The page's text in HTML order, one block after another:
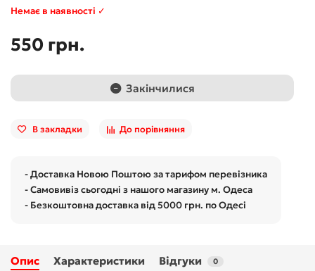
Немає в наявності ✓
550 грн.
Закінчилися
В закладки До порівняння
- Доставка Новою Поштою за тарифом перевізника
- Самовивіз сьогодні з нашого магазину м. Одеса
- Безкоштовна доставка від 5000 грн. по Одесі
Опис Характеристики Відгуки 0